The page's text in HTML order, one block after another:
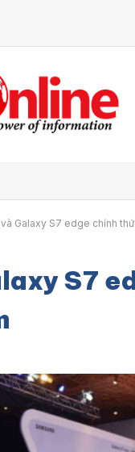
Galaxy S7 edge chính
S7